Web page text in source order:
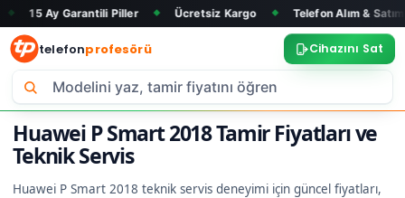
Piller ◆ Ücretsiz Kargo ◆ Telefon Alım & Satım ◆ Tüm
telefonprofesörü Cihazını Sat
Huawei P Smart 2018 Tamir Fiyatları ve
Teknik Servis
Huawei P Smart 2018 teknik servis deneyimi için güncel fiyatları,